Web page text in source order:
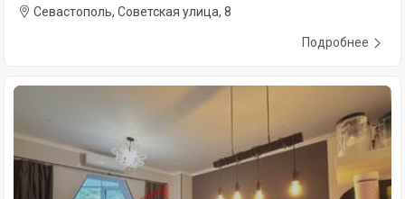
Севастополь, Советская улица, 8
Подробнее